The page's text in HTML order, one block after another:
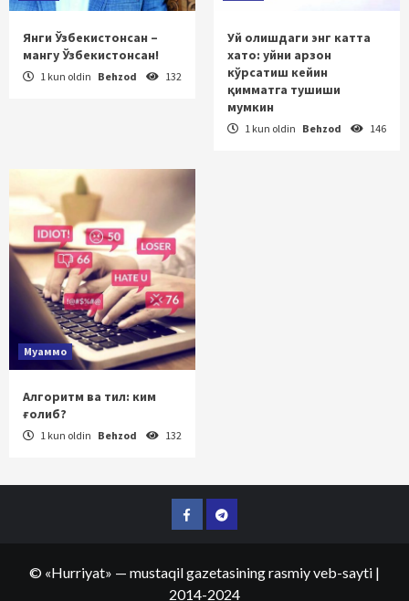
Янги Ўзбекистонсан –
мангу Ўзбекистонсан!
1 kun oldin Behzod 132
Уй олишдаги энг катта
хато: уйни арзон
кўрсатиш кейин
қимматга тушиши
мумкин
1 kun oldin Behzod 146
Муаммо
Алгоритм ва тил: ким
ғолиб?
1 kun oldin Behzod 132
FacebookTelegram
© «Hurriyat» — mustaqil gazetasining rasmiy veb-sayti |
2014-2024